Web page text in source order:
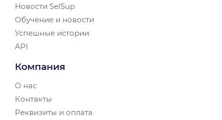
Новости SelSup
Обучение и новости
Успешные истории
API
Компания
О нас
Контакты
Реквизиты и оплата